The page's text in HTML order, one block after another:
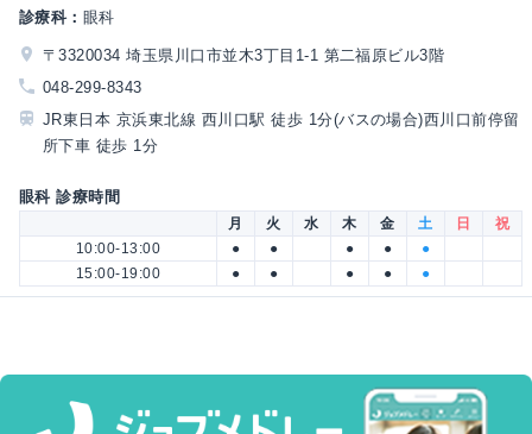
診療科： 眼科
〒3320034 埼玉県川口市並木3丁目1-1 第二福原ビル3階
048-299-8343
JR東日本 京浜東北線 西川口駅 徒歩 1分(バスの場合)西川口前停留
所下車 徒歩 1分
眼科 診療時間
月 火 水 木 金 土 日
祝
10:00-13:00
● ● ● ●
●
15:00-19:00
● ● ● ● ●